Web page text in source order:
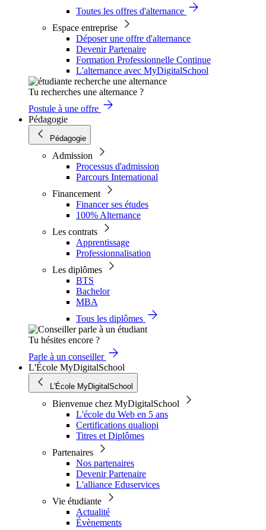
Toutes les offres d'alternance
Espace entreprise
Déposer une offre d'alternance
Devenir Partenaire
Formation Professionnelle Continue
L'alternance avec MyDigitalSchool
Tu recherches une alternance ?
Postule à une offre
Pédagogie
Pédagogie
Admission
Processus d'admission
Parcours International
Financement
Financer ses études
100% Alternance
Les contrats
Apprentissage
Professionnalisation
Les diplômes
BTS
Bachelor
MBA
Tous les diplômes
Tu hésites encore ?
Parle à un conseiller
L'École MyDigitalSchool
L'École MyDigitalSchool
Bienvenue chez MyDigitalSchool
L'école du Web en 5 ans
Certifications qualiopi
Titres et Diplômes
Partenaires
Nos partenaires
Devenir Partenaire
L'alliance Eduservices
Vie étudiante
Actualité
Évènements